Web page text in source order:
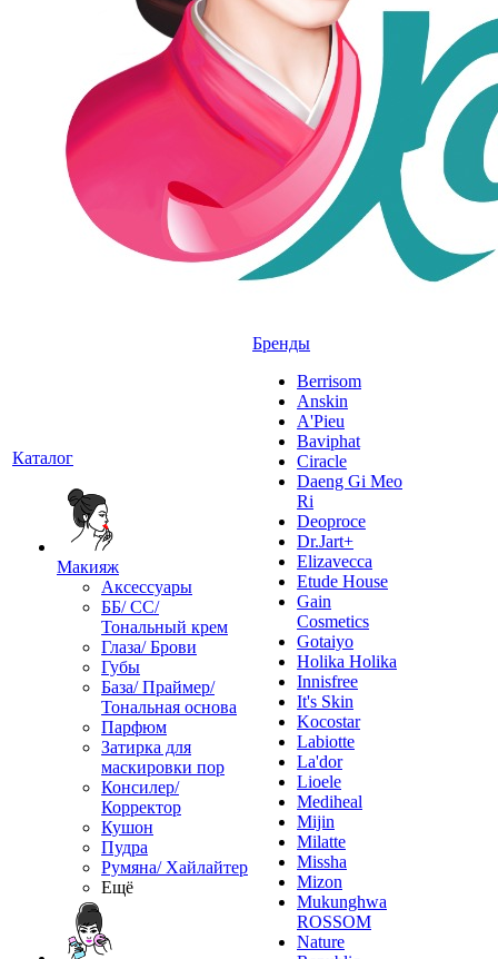
Каталог
Макияж
Аксессуары
ББ/ СС/
Тональный крем
Глаза/ Брови
Губы
База/ Праймер/
Тональная основа
Парфюм
Затирка для
маскировки пор
Консилер/
Корректор
Кушон
Пудра
Румяна/ Хайлайтер
Ещё
Бренды
Berrisom
Anskin
A'Pieu
Baviphat
Ciracle
Daeng Gi Meo
Ri
Deoproce
Dr.Jart+
Elizavecca
Etude House
Gain
Cosmetics
Gotaiyo
Holika Holika
Innisfree
It's Skin
Kocostar
Labiotte
La'dor
Lioele
Mediheal
Mijin
Milatte
Missha
Mizon
Mukunghwa
ROSSOM
Nature